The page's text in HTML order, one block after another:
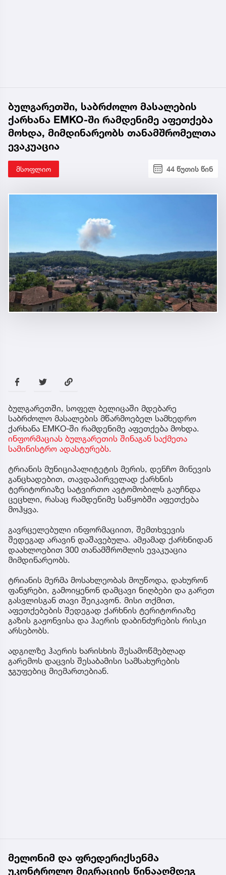
ბულგარეთში, საბრძოლო მასალების
ქარხანა EMKO-ში რამდენიმე აფეთქება
მოხდა, მიმდინარეობს თანამშრომელთა
ევაკუაცია
მსოფლიო 44 წუთის წინ
ბულგარეთში, სოფელ ბელიცაში მდებარე
საბრძოლო მასალების მწარმოებელ სამხედრო
ქარხანა EMKO-ში რამდენიმე აფეთქება მოხდა.
ინფორმაციას ბულგარეთის შინაგან საქმეთა
სამინისტრო ადასტურებს.
ტრიანის მუნიციპალიტეტის მერის, დენჩო მინევის
განცხადებით, თავდაპირველად ქარხნის
ტერიტორიაზე სატვირთო ავტომობილს გაუჩნდა
ცეცხლი, რასაც რამდენიმე საწყობში აფეთქება
მოჰყვა.
გავრცელებული ინფორმაციით, შემთხვევის
შედეგად არავინ დაშავებულა. ამჟამად ქარხნიდან
დაახლოებით 300 თანამშრომლის ევაკუაცია
მიმდინარეობს.
ტრიანის მერმა მოსახლეობას მოუწოდა, დახურონ
ფანჯრები, გამოიყენონ დამცავი ნიღბები და გარეთ
გასვლისგან თავი შეიკავონ. მისი თქმით,
აფეთქებების შედეგად ქარხნის ტერიტორიაზე
გაზის გაჟონვისა და ჰაერის დაბინძურების რისკი
არსებობს.
ადგილზე ჰაერის ხარისხის შესამოწმებლად
გარემოს დაცვის შესაბამისი სამსახურების
ჯგუფებიც მიემართებიან.
მელონიმ და ფრედერიქსენმა
უკონტროლო მიგრაციის წინააღმდეგ